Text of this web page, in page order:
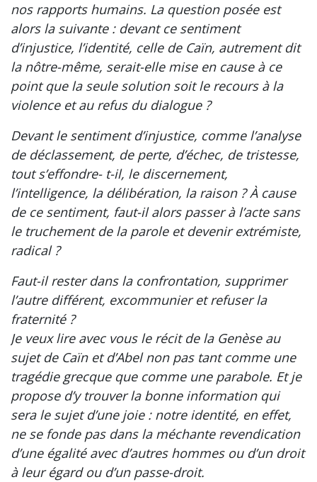
nos rapports humains. La question posée est
alors la suivante : devant ce sentiment
d’injustice, l’identité, celle de Caïn, autrement dit
la nôtre-même, serait-elle mise en cause à ce
point que la seule solution soit le recours à la
violence et au refus du dialogue ?
Devant le sentiment d’injustice, comme l’analyse
de déclassement, de perte, d’échec, de tristesse,
tout s’effondre- t-il, le discernement,
l’intelligence, la délibération, la raison ? À cause
de ce sentiment, faut-il alors passer à l’acte sans
le truchement de la parole et devenir extrémiste,
radical ?
Faut-il rester dans la confrontation, supprimer
l’autre différent, excommunier et refuser la
fraternité ?
Je veux lire avec vous le récit de la Genèse au
sujet de Caïn et d’Abel non pas tant comme une
tragédie grecque que comme une parabole. Et je
propose d’y trouver la bonne information qui
sera le sujet d’une joie : notre identité, en effet,
ne se fonde pas dans la méchante revendication
d’une égalité avec d’autres hommes ou d’un droit
à leur égard ou d’un passe-droit.